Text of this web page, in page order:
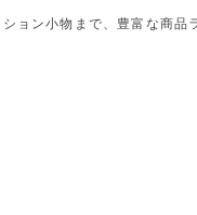
ョン小物まで、豊富な商品